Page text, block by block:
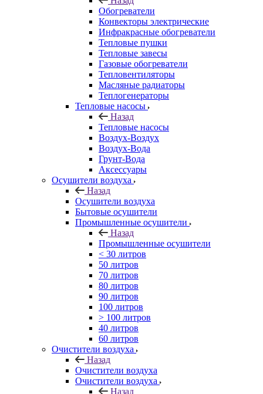
Обогреватели
Конвекторы электрические
Инфракрасные обогреватели
Тепловые пушки
Тепловые завесы
Газовые обогреватели
Тепловентиляторы
Масляные радиаторы
Теплогенераторы
Тепловые насосы
Назад
Тепловые насосы
Воздух-Воздух
Воздух-Вода
Грунт-Вода
Аксессуары
Осушители воздуха
Назад
Осушители воздуха
Бытовые осушители
Промышленные осушители
Назад
Промышленные осушители
< 30 литров
50 литров
70 литров
80 литров
90 литров
100 литров
> 100 литров
40 литров
60 литров
Очистители воздуха
Назад
Очистители воздуха
Очистители воздуха
Назад